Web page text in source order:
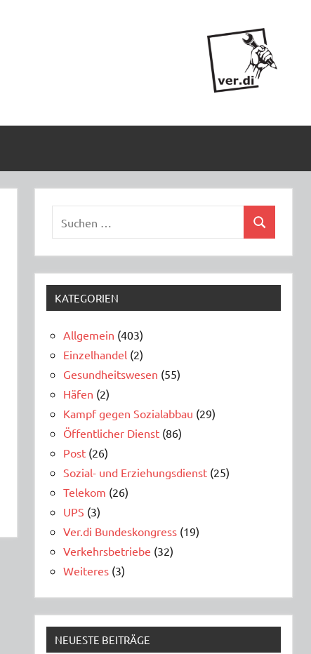
nach:
Suchen
KATEGORIEN
Allgemein (403)
Einzelhandel (2)
Gesundheitswesen (55)
Häfen (2)
Kampf gegen Sozialabbau (29)
Öffentlicher Dienst (86)
Post (26)
Sozial- und Erziehungsdienst (25)
Telekom (26)
UPS (3)
Ver.di Bundeskongress (19)
Verkehrsbetriebe (32)
Weiteres (3)
NEUESTE BEITRÄGE